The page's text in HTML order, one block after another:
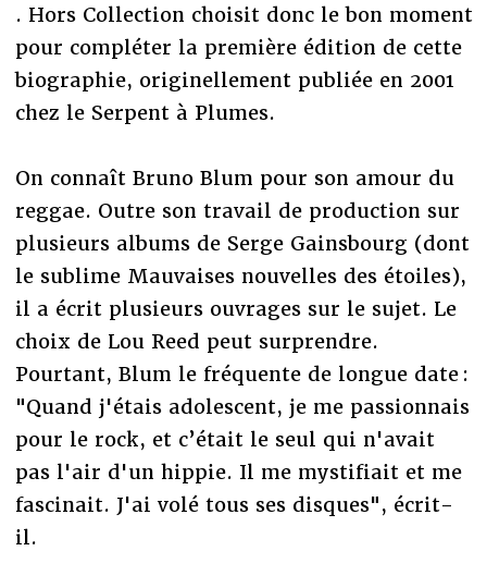
. Hors Collection choisit donc le bon moment
pour compléter la première édition de cette
biographie, originellement publiée en 2001
chez le Serpent à Plumes.
On connaît Bruno Blum pour son amour du
reggae. Outre son travail de production sur
plusieurs albums de Serge Gainsbourg (dont
le sublime Mauvaises nouvelles des étoiles),
il a écrit plusieurs ouvrages sur le sujet. Le
choix de Lou Reed peut surprendre.
Pourtant, Blum le fréquente de longue date :
"Quand j'étais adolescent, je me passionnais
pour le rock, et c’était le seul qui n'avait
pas l'air d'un hippie. Il me mystifiait et me
fascinait. J'ai volé tous ses disques", écrit-
il.